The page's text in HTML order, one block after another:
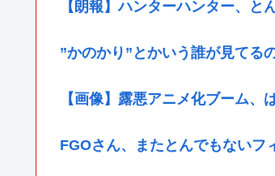
【朗報】ハンターハンター、と
”かのかり”とかいう誰が見てる
【画像】露悪アニメ化ブーム、
FGOさん、またとんでもないフ